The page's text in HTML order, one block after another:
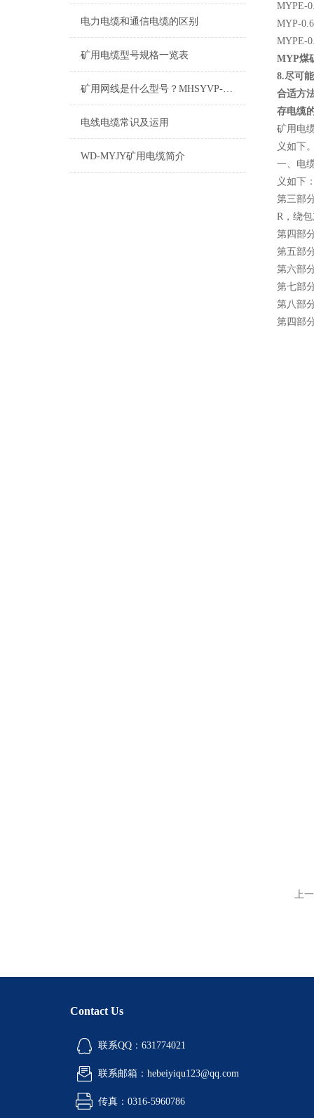
电力电缆和通信电缆的区别
矿用电缆型号规格一览表
矿用网线是什么型号？MHSYVP-5矿用网线型号
电线电缆常识及运用
WD-MYJY矿用电缆简介
MYPE-
MYP-
MYPE-
MYP煤
8.尽可
合适方
存电缆
矿用电
义如下
一、电
义如下
第三部
R，绕
第四部
第五部
第六部
第七部
第八部
第四部
上
Contact Us
联系QQ：631774021
联系邮箱：hebeiyiqu123@qq.com
传真：0316-5960786